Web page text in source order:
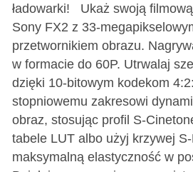
ładowarki! Ukaż swoją
Sony FX2 z 33-
przetwornikiem obrazu.
w formacie do 60P. Utrwalaj
dzięki 10-bitowym kodekom
stopniowemu zakresowi
obraz, stosując profil S-
tabele LUT albo użyj krzywej
maksymalną elastyczność w